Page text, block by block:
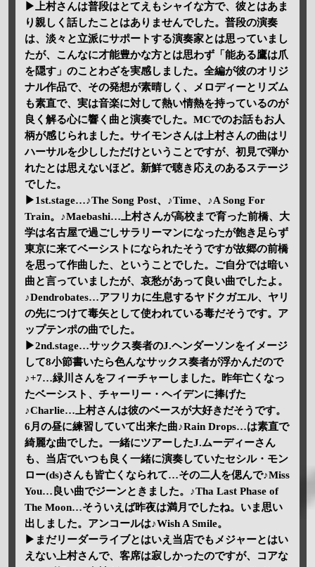
▶上村さんは普段はとてえもシャイな方で、彼とはあま
り親しく話したことはありませんでした。普段の演奏
は、淡々と立派にサポートする演奏家とは思っていまし
たが、こんなに才能豊かな方とは思わず「能ある鷹は爪
を隠す」のことわざを実感しました。全編が彼のオリジ
ナル作品で、その発想が素晴しく、メロディーとリズム
も素直で、実は音楽に対して熱い情熱を持っているのが
良く解る心に響く曲と演奏でした。MCでのお話もお人
柄が感じられました。サイモンさんは上村さんの曲はリ
ハーサルを少ししただけということですが、初見で弾か
れたとは思えないほど。新鮮で聴き応えのあるステージ
でした。
▶1st.stage…♪The Song Post、♪Time、♪A Song For
Train。♪Maebashi…上村さんが高校まで育った前橋、大
学は名古屋で過ごしサラリーマンになったが飽き足らず
東京に来てベーシストになられたそうですが故郷の前橋
を思って作曲した、ということでした。ご自分では暗い
曲と言っていましたが、哀愁があって良い曲でしたよ。
♪Dendrobates…アフリカに生息するヤドクガエル、ヤリ
の先につけて毒矢として使われている毒だそうです。ア
ップテンポの曲でした。
▶2nd.stage…サックス奏者のJ.ヘンダーソンをイメージ
して8小節書いたら色んなサックス奏者が浮かんだので
♪+7…緑川さんをフィーチャーしました。昨年亡くなっ
たベーシスト、チャーリー・ヘイデンに捧げた
♪Charlie…上村さんは彼のベースが大好きだそうです。
6月の昼に練習していて出来た曲♪Rain Drops…は素直で
綺麗な曲でした。一緒にツアーしたJ.ムーディーさん
も、当店でいつも良く一緒に演奏していたセシル・モン
ロー(ds)さんも皆亡くなられて…その二人を偲んで♪Miss
You…良い曲でジーンときました。♪Tha Last Phase of
The Moon…そういえば昨夜は満月でしたね。いま思い
出しました。アンコールは♪Wish A Smile。
▶まだリーダーライブとはいえ当店でもメジャーとはい
えない上村さんで、客席は寂しかったのですが、コアな